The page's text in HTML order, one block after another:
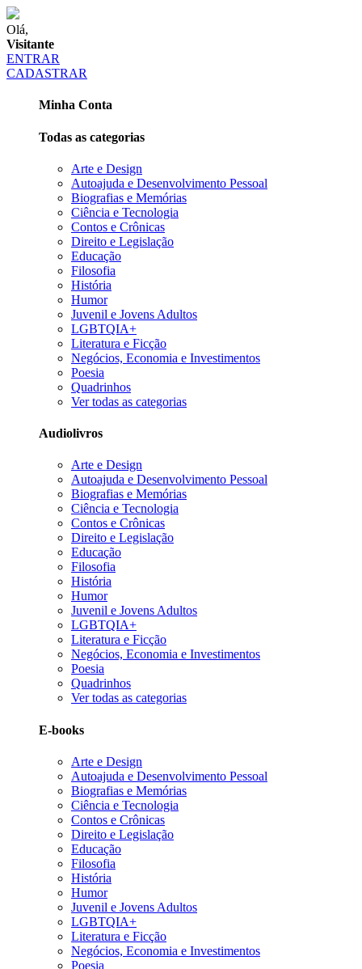
Olá,
Visitante
ENTRAR
CADASTRAR
Minha Conta
Todas as categorias
Arte e Design
Autoajuda e Desenvolvimento Pessoal
Biografias e Memórias
Ciência e Tecnologia
Contos e Crônicas
Direito e Legislação
Educação
Filosofia
História
Humor
Juvenil e Jovens Adultos
LGBTQIA+
Literatura e Ficção
Negócios, Economia e Investimentos
Poesia
Quadrinhos
Ver todas as categorias
Audiolivros
Arte e Design
Autoajuda e Desenvolvimento Pessoal
Biografias e Memórias
Ciência e Tecnologia
Contos e Crônicas
Direito e Legislação
Educação
Filosofia
História
Humor
Juvenil e Jovens Adultos
LGBTQIA+
Literatura e Ficção
Negócios, Economia e Investimentos
Poesia
Quadrinhos
Ver todas as categorias
E-books
Arte e Design
Autoajuda e Desenvolvimento Pessoal
Biografias e Memórias
Ciência e Tecnologia
Contos e Crônicas
Direito e Legislação
Educação
Filosofia
História
Humor
Juvenil e Jovens Adultos
LGBTQIA+
Literatura e Ficção
Negócios, Economia e Investimentos
Poesia